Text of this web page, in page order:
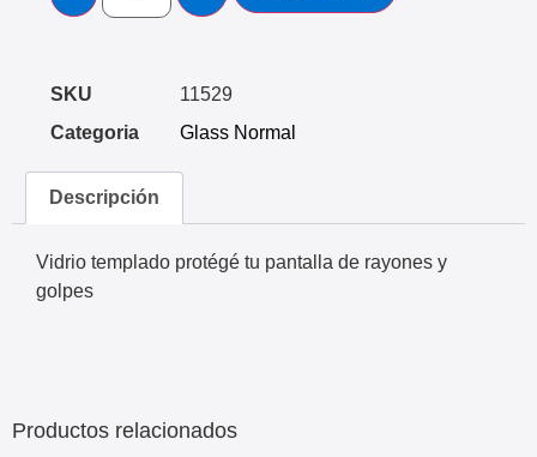
SKU
11529
Categoria
Glass Normal
Descripción
Vidrio templado protégé tu pantalla de rayones y
golpes
Productos relacionados